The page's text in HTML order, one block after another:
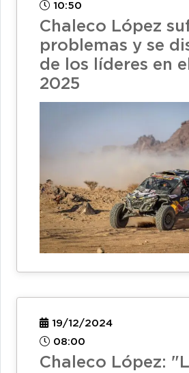
10:50
Chaleco López
problemas y se
de los líderes en
2025
19/12/2024
08:00
Chaleco López: